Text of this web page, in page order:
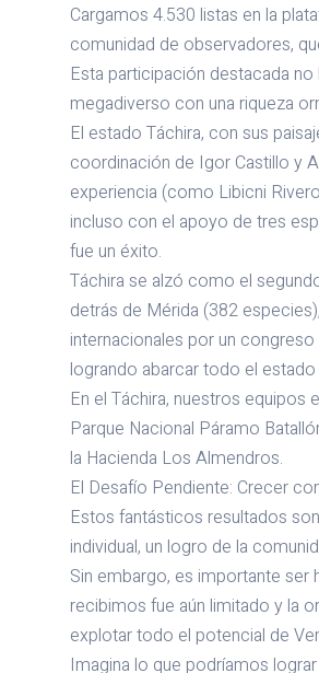
Cargamos 4.530 listas en la
comunidad de observadores,
Esta participación destacada
megadiverso con una riqueza
El estado Táchira, con sus
coordinación de Igor Castillo y
experiencia (como Libicni
incluso con el apoyo de tres
fue un éxito.
Táchira se alzó como el
detrás de Mérida (382
internacionales por un
logrando abarcar todo el estado
En el Táchira, nuestros equipos
Parque Nacional Páramo
la Hacienda Los Almendros.
El Desafío Pendiente: Crecer
Estos fantásticos resultados
individual, un logro de la
Sin embargo, es importante
recibimos fue aún limitado y la
explotar todo el potencial de
Imagina lo que podríamos